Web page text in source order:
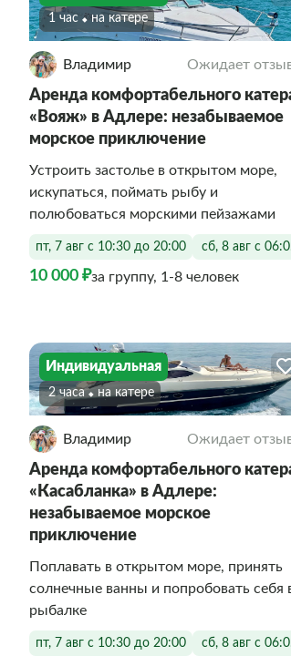
1 час На катере
Владимир Ожидает
Аренда комфортабельного
«Вояж» в Адлере: незабываемое
морское приключение
Устроить застолье в открытом море,
искупаться, поймать рыбу и
полюбоваться морскими пейзажами
пт, 7 авг с 10:30 до 20:00 сб, 8 авг с
10 000 ₽за группу, 1-8 человек
Индивидуальная
2 часа На катере
Владимир Ожидает
Аренда комфортабельного
«Касабланка» в Адлере:
незабываемое морское
приключение
Поплавать в открытом море, принять
солнечные ванны и попробовать себя
рыбалке
пт, 7 авг с 10:30 до 20:00 сб, 8 авг с